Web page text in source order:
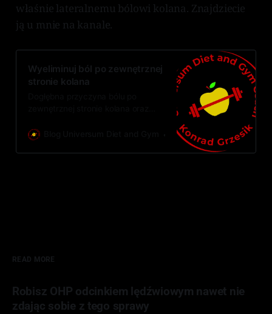
właśnie lateralnemu bólowi kolana. Znajdziecie
ją u mnie na kanale.
Wyeliminuj ból po zewnętrznej
stronie kolana
tego problemu.
Karol „Crofty Snake”
READ MORE
Robisz OHP odcinkiem lędźwiowym nawet nie
zdając sobie z tego sprawy